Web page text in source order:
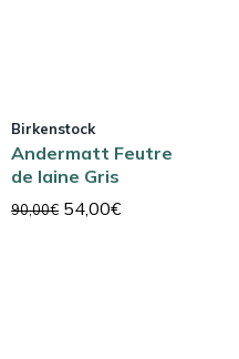
Birkenstock
Andermatt Feutre
de laine Gris
90,00€ Le
54,00€Le